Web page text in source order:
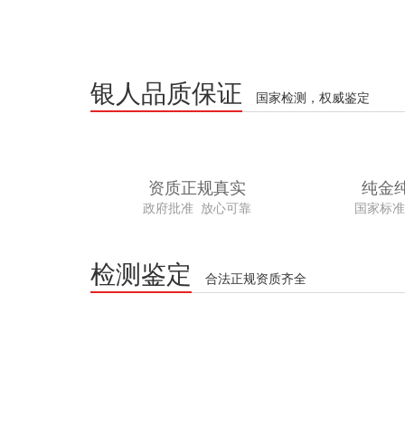
银人品质保证 国家检测，权威鉴定
资质正规真实
政府批准 放心可靠
纯金
国家标
检测鉴定 合法正规资质齐全